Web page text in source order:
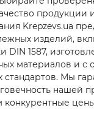
продукции
Krepzevs.ua
изделий,
DIN 1587,
материалов и с
стандартов. Мы
нашей
конкурентные